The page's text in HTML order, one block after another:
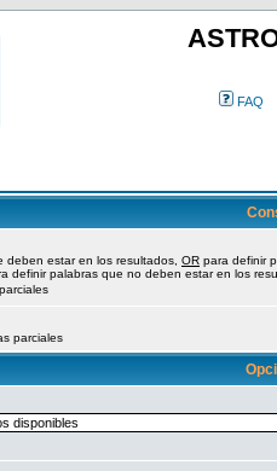
FAQ
deben estar en los resultados, OR para definir
definir palabras que no deben estar en los
parciales